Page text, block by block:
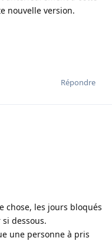
nouvelle version.
Répondre
chose, les jours bloqués
dessous.
une personne à pris